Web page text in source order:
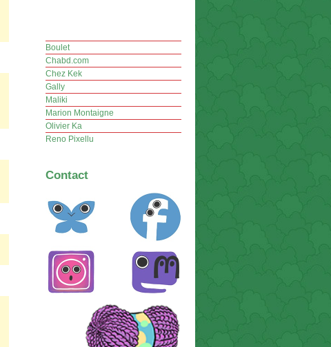
Boulet
Chabd.com
Chez Kek
Gally
Maliki
Marion Montaigne
Olivier Ka
Reno Pixellu
Contact